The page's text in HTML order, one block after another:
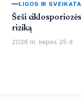
LIGOS IR SVEIKATA
Šeši
riziką
2026 m. liepos 25 d.